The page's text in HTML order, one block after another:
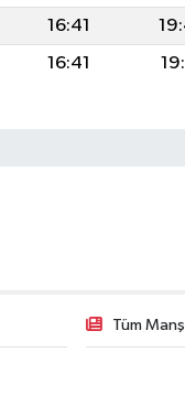
16:41
16:41
Tüm